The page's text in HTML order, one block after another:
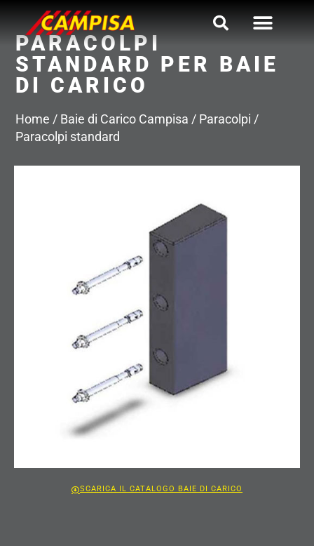
contenuto
PARACOLPI
STANDARD PER BAIE
DI CARICO
Home / Baie di Carico Campisa / Paracolpi /
Paracolpi standard
SCARICA IL CATALOGO BAIE DI CARICO